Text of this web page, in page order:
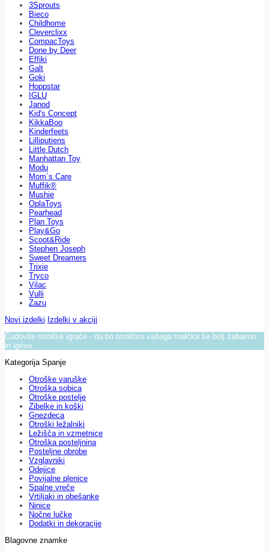
3Sprouts
Bieco
Childhome
Cleverclixx
CompacToys
Done by Deer
Effiki
Galt
Goki
Hoppstar
IGLU
Janod
Kid's Concept
KikkaBoo
Kinderfeets
Lilliputiens
Little Dutch
Manhattan Toy
Modu
Mom`s Care
Muffik®
Mushie
OplaToys
Pearhead
Plan Toys
Play&Go
Scoot&Ride
Stephen Joseph
Sweet Dreamers
Trixie
Tryco
Vilac
Vulli
Zazu
Novi izdelki Izdelki v akciji
Čudovite otroške igrače - da bo otroštvo vašega malčka še bolj zabavno
in igrivo.
Kategorija Spanje
Otroške varuške
Otroška sobica
Otroške postelje
Zibelke in koški
Gnezdeca
Otroški ležalniki
Ležišča in vzmetnice
Otroška posteljnina
Posteljne obrobe
Vzglavniki
Odejice
Povijalne plenice
Spalne vreče
Vrtiljaki in obešanke
Ninice
Nočne lučke
Dodatki in dekoracije
Blagovne znamke